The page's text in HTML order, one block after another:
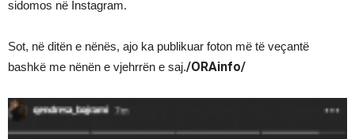
sidomos në Instagram.
Sot, në ditën e nënës, ajo ka publikuar foton më të veçantë
bashkë me nënën e vjehrrën e saj./ORAinfo/